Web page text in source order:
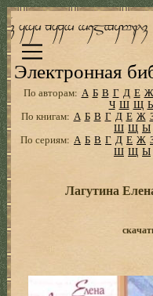
Электронная
По авторам: А Б В Г Д Е Ж
Ч Ш Щ
По книгам: А Б В Г Д Е Ж
Ш Щ Ы
По сериям: А Б В Г Д Е Ж
Ш Щ Ы
Лагутина